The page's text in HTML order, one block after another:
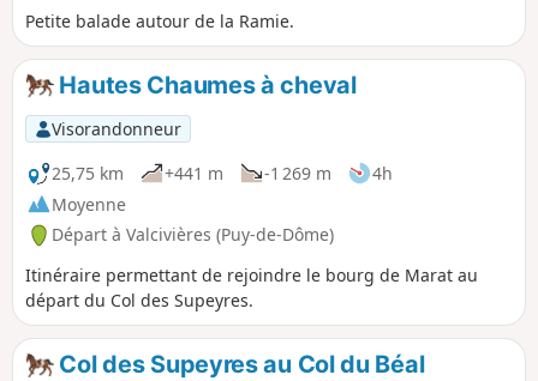
Petite balade autour de la Ramie.
Hautes Chaumes à cheval
Visorandonneur
25,75 km
+441 m -1 269 m
4h
Moyenne
Départ à Valcivières (Puy-de-Dôme)
Itinéraire permettant de rejoindre le bourg de Marat au
départ du Col des Supeyres.
Col des Supeyres au Col du Béal